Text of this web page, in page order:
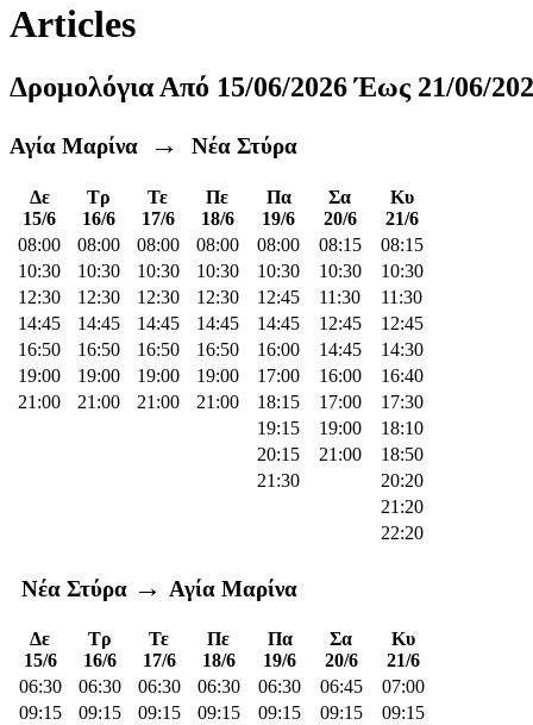
Articles
Δρομολόγια Από 15/06/2026 Έως 21/06/
Αγία Μαρίνα → Νέα Στύρα
Δε
15/6
Τρ
16/6
Τε
17/6
Πε
18/6
Πα
19/6
Σα
20/6
Κυ
21/6
08:00
08:00 08:00 08:00 08:00 08:15
08:15
10:30
10:30 10:30 10:30 10:30 10:30
10:30
12:30
12:30 12:30 12:30 12:45 11:30
11:30
14:45
14:45 14:45 14:45 14:45 12:45
12:45
16:50
16:50 16:50 16:50 16:00 14:45
14:30
19:00
19:00 19:00 19:00 17:00 16:00
16:40
21:00
21:00 21:00 21:00 18:15 17:00
17:30
19:15
19:00
18:10
20:15
21:00
18:50
21:30
20:20
21:20
22:20
Νέα Στύρα → Αγία Μαρίνα
Δε
15/6
Τρ
16/6
Τε
17/6
Πε
18/6
Πα
19/6
Σα
20/6
Κυ
21/6
06:30
06:30 06:30 06:30 06:30 06:45
07:00
09:15
09:15 09:15 09:15 09:15 09:15 09:15